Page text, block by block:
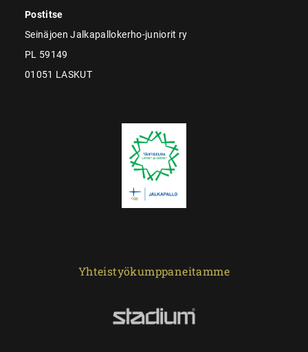
Postitse
Seinäjoen Jalkapallokerho-juniorit ry
PL 59149
01051 LASKUT
Yhteistyökumppaneitamme